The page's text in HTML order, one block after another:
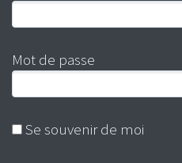
Mot de passe
Se souvenir de moi